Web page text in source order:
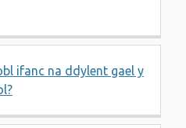
ifanc na ddylent gael y